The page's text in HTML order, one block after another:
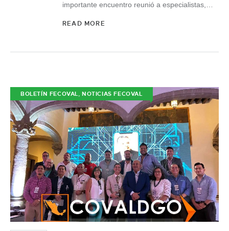
importante encuentro reunió a especialistas,…
READ MORE
BOLETÍN FECOVAL , NOTICIAS FECOVAL